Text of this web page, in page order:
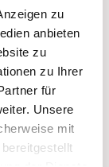
zu
anbieten
zu
zu Ihrer
für
Unsere
mit
Freude